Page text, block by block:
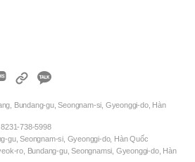
카
오
톡
공
Bundang-gu, Seongnam-si, Gyeonggi-do, Hàn
738-5998
gu, Seongnam-si, Gyeonggi-do, Hàn Quốc
ro, Bundang-gu, Seongnamsi, Gyeonggi-do, Hàn